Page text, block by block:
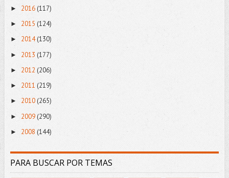
► 2016 (117)
► 2015 (124)
► 2014(130)
► 2013 (177)
► 2012 (206)
► 2011 (219)
► 2010 (265)
► 2009 (290)
► 2008 (144)
PARA BUSCAR POR TEMAS